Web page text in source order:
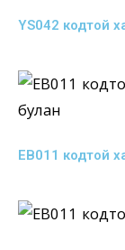
YS042 кодтой
EB011 кодтой